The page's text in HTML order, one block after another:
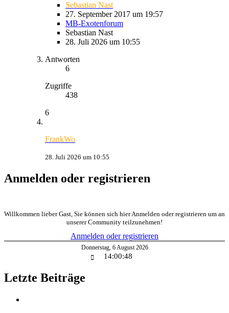
Sebastian Nast
27. September 2017 um 19:57
MB-Exotenforum
Sebastian Nast
28. Juli 2026 um 10:55
Antworten
6
Zugriffe
438
6
FrankWo
28. Juli 2026 um 10:55
Anmelden oder registrieren
Willkommen lieber Gast, Sie können sich hier Anmelden oder registrieren um an
unserer Community teilzunehmen!
Anmelden oder registrieren
Donnerstag, 6August 2026
14:00:49
Letzte Beiträge